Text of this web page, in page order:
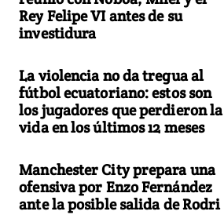
Rey Felipe VI antes de su
investidura
La violencia no da tregua al
fútbol ecuatoriano: estos son
los jugadores que perdieron la
vida en los últimos 12 meses
Manchester City prepara una
ofensiva por Enzo Fernández
ante la posible salida de Rodri